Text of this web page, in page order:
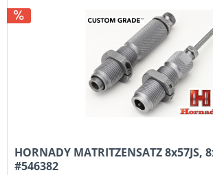
HORNADY MATRITZENSATZ 8x57JS,
#546382